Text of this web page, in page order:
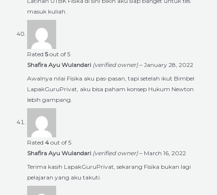
masuk kuliah.
Rated 5out of 5
Shafira Ayu Wulandari (verified owner) – January 28, 2022
Awalnya nilai Fisika aku pas-pasan, tapi setelah ikut Bimbel
LapakGuruPrivat, aku bisa paham konsep Hukum Newton
lebih gampang.
Rated 4 out of 5
Shafira Ayu Wulandari (verified owner) – March 16, 2022
Terima kasih LapakGuruPrivat, sekarang Fisika bukan lagi
pelajaran yang aku takuti.